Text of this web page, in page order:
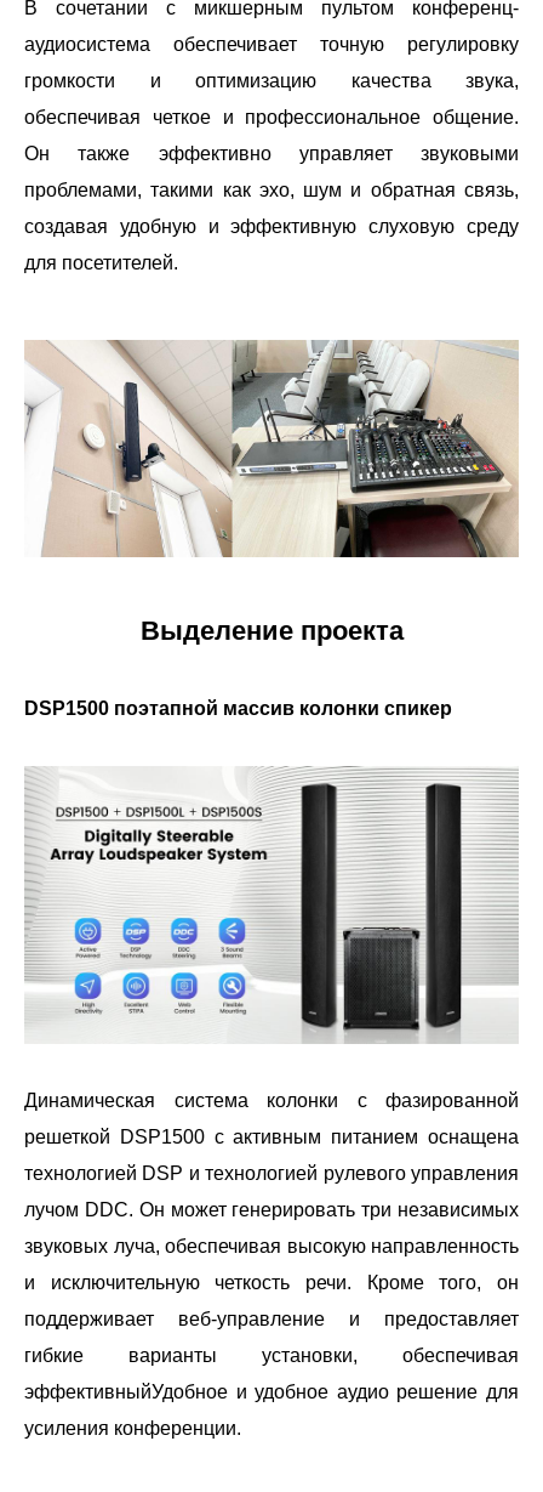
В сочетании с микшерным пультом конференц-
аудиосистема обеспечивает точную регулировку
громкости и оптимизацию качества звука,
обеспечивая четкое и профессиональное общение.
Он также эффективно управляет звуковыми
проблемами, такими как эхо, шум и обратная связь,
создавая удобную и эффективную слуховую среду
для посетителей.
Выделение проекта
DSP1500 поэтапной массив колонки спикер
Динамическая система колонки с фазированной
решеткой DSP1500 с активным питанием оснащена
технологией DSP и технологией рулевого управления
лучом DDC. Он может генерировать три независимых
звуковых луча, обеспечивая высокую направленность
и исключительную четкость речи. Кроме того, он
поддерживает веб-управление и предоставляет
гибкие варианты установки, обеспечивая
эффективныйУдобное и удобное аудио решение для
усиления конференции.